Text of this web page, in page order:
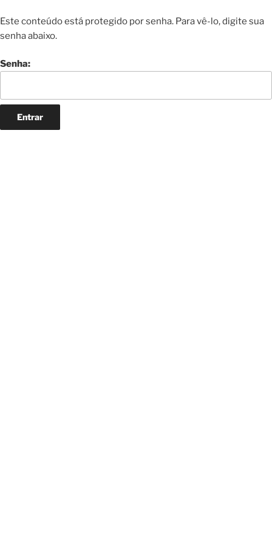
Este conteúdo está protegido por senha. Para vê-lo, digite sua
senha abaixo.
Senha: